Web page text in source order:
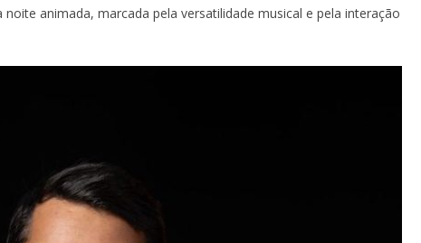
animada, marcada pela versatilidade musical e pela interação